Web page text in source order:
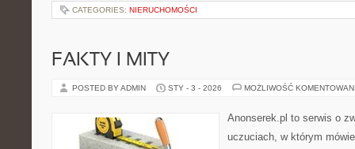
CATEGORIES: NIERUCHOMOŚCI
FAKTY I MITY
POSTED BY ADMIN STY - 3 - 2026 MOŻLIWOŚĆ
Anonserek.pl to serwis o
uczuciach, w którym